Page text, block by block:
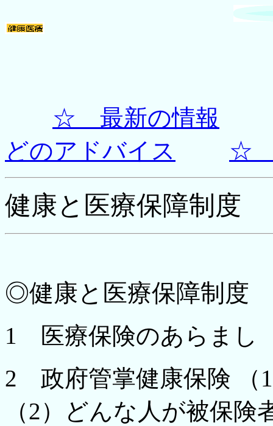
☆ 最新の情報
どのアドバイス
☆
健康と医療保障制度
◎健康と医療保障制度
1 医療保険のあらまし
2 政府管掌健康保険 （
（2）どんな人が被保